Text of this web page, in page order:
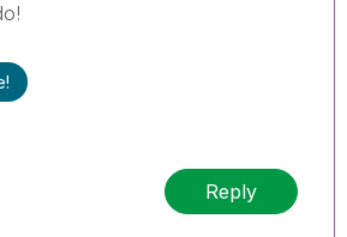
Reply